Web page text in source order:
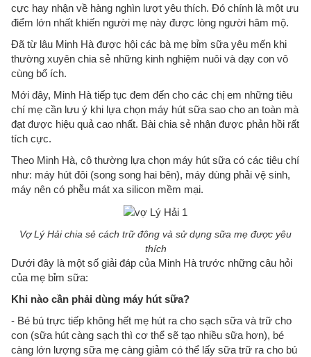
cực hay nhận về hàng nghìn lượt yêu thích. Đó chính là một ưu
điểm lớn nhất khiến người mẹ này được lòng người hâm mộ.
Đã từ lâu Minh Hà được hội các bà mẹ bỉm sữa yêu mến khi
thường xuyên chia sẻ những kinh nghiệm nuôi và dạy con vô
cùng bổ ích.
Mới đây, Minh Hà tiếp tục đem đến cho các chị em những tiêu
chí mẹ cần lưu ý khi lựa chọn máy hút sữa sao cho an toàn mà
đạt được hiệu quả cao nhất. Bài chia sẻ nhận được phản hồi rất
tích cực.
Theo Minh Hà, cô thường lựa chọn máy hút sữa có các tiêu chí
như: máy hút đôi (song song hai bên), máy dùng phải vệ sinh,
máy nên có phễu mát xa silicon mềm mại.
Vợ Lý Hải chia sẻ cách trữ đông và sử dụng sữa mẹ được yêu
thích
Dưới đây là một số giải đáp của Minh Hà trước những câu hỏi
của mẹ bỉm sữa:
Khi nào cần phải dùng máy hút sữa?
- Bé bú trực tiếp không hết mẹ hút ra cho sạch sữa và trữ cho
con (sữa hút càng sạch thì cơ thể sẽ tạo nhiều sữa hơn), bé
càng lớn lượng sữa mẹ càng giảm có thể lấy sữa trữ ra cho bú